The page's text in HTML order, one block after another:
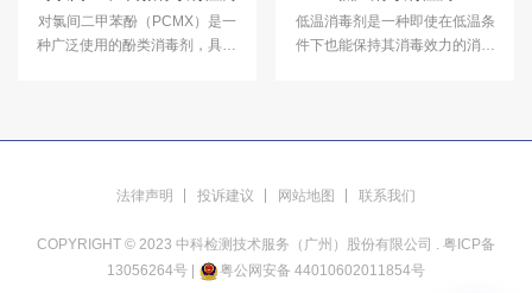
对氯间二甲苯酚（PCMX）是一
种广泛使用的酚类消毒剂，具有
检测。
低温消毒剂是一种即使在低温条
件下也能保持其消毒效力的消毒
法律声明 投诉建议 网站地图 联系我们
COPYRIGHT © 2023 中科检测技术服务（广州）股份有限公司 . 粤ICP备
13056264号 | 粤公网安备 44010602011854号